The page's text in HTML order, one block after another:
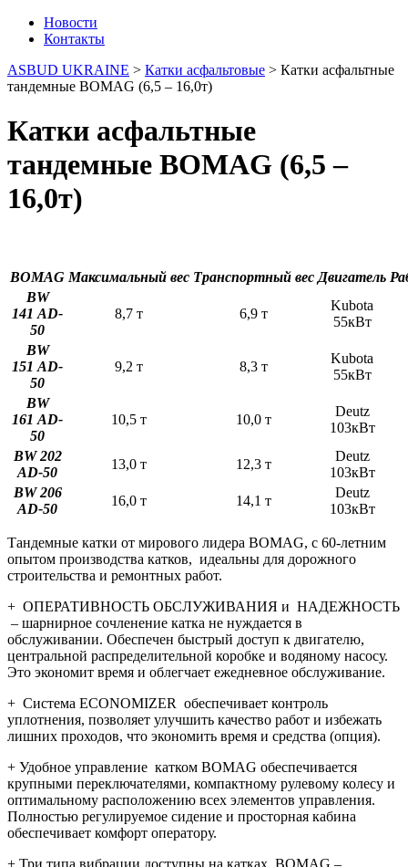
Новости
Контакты
ASBUD UKRAINE > Катки асфальтовые > Катки асфальтные
тандемные BOMAG (6,5 – 16,0т)
Катки асфальтные
тандемные BOMAG (6,5 –
16,0т)
BOMAG Максимальный вес Транспортный вес Двигатель
BW
141 AD-
50
8,7 т 6,9 т
Kubota
55кВт
BW
151 AD-
50
9,2 т 8,3 т
Kubota
55кВт
BW
161 AD-
50
10,5 т 10,0 т
Deutz
103кВт
BW202
AD-50
13,0 т 12,3 т
Deutz
103кВт
BW206
AD-50
16,0 т 14,1 т
Deutz
103кВт
Тандемные катки от мирового лидера BOMAG, с 60-летним
опытом производства катков, идеальны для дорожного
строительства и ремонтных работ.
+ ОПЕРАТИВНОСТЬ ОБСЛУЖИВАНИЯ и НАДЕЖНОСТЬ
– шарнирное сочленение катка не нуждается в
обслуживании. Обеспечен быстрый доступ к двигателю,
центральной распределительной коробке и водяному насосу.
Это экономит время и облегчает ежедневное обслуживание.
+ Система ECONOMIZER обеспечивает контроль
уплотнения, позволяет улучшить качество работ и избежать
лишних проходов, что экономить время и средства (опция).
+ Удобное управление катком BOMAG обеспечивается
крупными переключателями, компактному рулевому колесу и
оптимальному расположению всех элементов управления.
Полностью регулируемое сидение и просторная кабина
обеспечивает комфорт оператору.
+ Три типа вибрации доступны на катках BOMAG –